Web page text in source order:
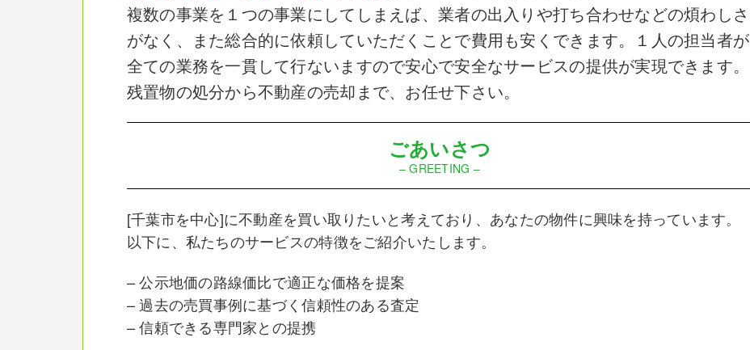
複数の事業を１つの事業にしてしまえば、業者の出入りや打ち合わせなどの煩わしさ
がなく、また総合的に依頼していただくことで費用も安くできます。１人の担当者が
全ての業務を一貫して行ないますので安心で安全なサービスの提供が実現できます。
残置物の処分から不動産の売却まで、お任せ下さい。
ごあいさつ
– GREETING –
[千葉市を中心]に不動産を買い取りたいと考えており、あなたの物件に興味を持っています。
以下に、私たちのサービスの特徴をご紹介いたします。
– 公示地価の路線価比で適正な価格を提案
– 過去の売買事例に基づく信頼性のある査定
– 信頼できる専門家との提携